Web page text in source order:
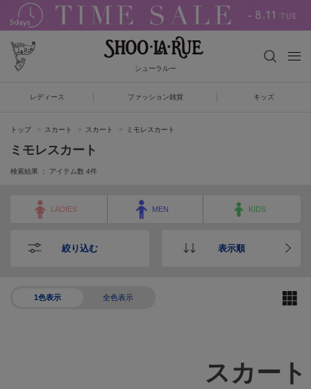
シューラルー
レディース ファッション雑貨 キッズ
トップ スカート スカート ミモレスカート
ミモレスカート
検索結果 ： アイテム数 4件
LADIES MEN KIDS
絞り込む 表示順
1色表示 全色表示
スカート